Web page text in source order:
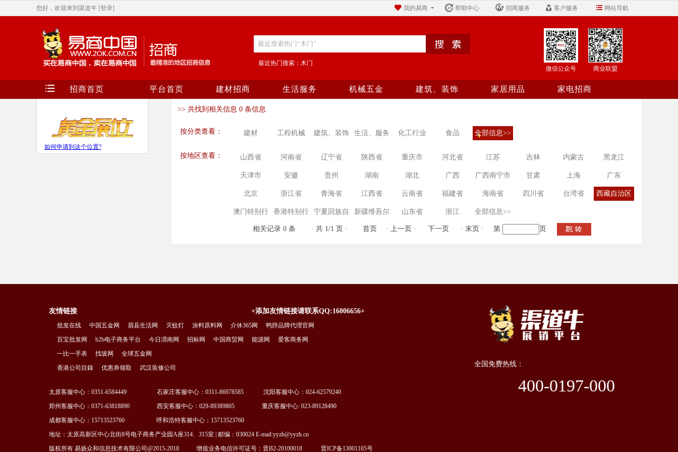
您好，欢迎来到渠道牛 [登录] 网站导航
客户服务
招商服务
帮助中心
我的易商
最近热门搜索：木门
商业联盟
微信公众号
招商首页 平台首页 建材招商 生活服务 机械五金 建筑、装饰 家居用品 家电招商
如何申请到这个位置?
>> 共找到相关信息 0 条信息
按分类查看： 建材 工程机械 建筑、装饰 生活、服务 化工行业 食品 全部信息>>
按地区查看： 山西省 河南省 辽宁省 陕西省 重庆市 河北省 江苏 吉林 内蒙古 黑龙江
天津市 安徽 贵州 湖南 湖北 广西 广西南宁市 甘肃 上海 广东
北京 浙江省 青海省 江西省 云南省 福建省 海南省 四川省 台湾省 西藏自治区
澳门特别行 香港特别行 宁夏回族自 新疆维吾尔 山东省 浙江 全部信息>>
相关记录 0 条 · 共 1/1 页 · 首页 · 上一页 · 下一页 · 末页 · 第 页
友情链接 +添加友情链接请联系QQ:16006656+
批发在线 中国五金网 眉县生活网 灭蚊灯 涂料原料网 介休365网
鸭脖品牌代理官网
百宝批发网
b2b电子商务平台 今日渭南网 招标网 中国商贸网 能源网
爱客商务网
一比一手表
找玻网
全球五金网
香港公司目錄
优惠券领取 武汉装修公司
太原客服中心：0351-6584449 石家庄客服中心：0311-86978585 沈阳客服中心：024-62579240
郑州客服中心：0371-63818890 西安客服中心：029-89389805 重庆客服中心: 023-89128490
成都客服中心：15713523760 呼和浩特客服中心：15713523760
地址：太原高新区中心北街8号电子商务产业园A座314、315室 | 邮编：030024 E-mail:yyzh@yyzh.cn
版权所有 易扬众和信息技术有限公司@2015-2018
增值业务电信许可证号：晋B2-20100018 晋ICP备13001105号
全国免费热线：
400-0197-000